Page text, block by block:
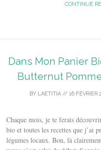
CONTINUE
Dans Mon Panier
Butternut
BY LAETITIA// 16 FÉVRIER
Chaque mois, je te ferais
bio et toutes les recettes que j’ai
légumes locaux. Bon, là